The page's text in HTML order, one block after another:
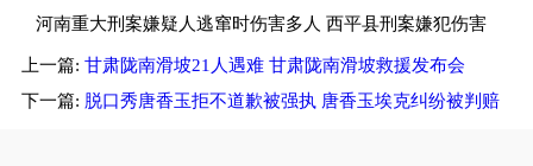
河南重大刑案嫌疑人逃窜时伤害多人 西平县刑案嫌犯伤害
多名无辜群众
上一篇: 甘肃陇南滑坡21人遇难 甘肃陇南滑坡救援发布会
下一篇: 脱口秀唐香玉拒不道歉被强执 唐香玉埃克纠纷被判赔